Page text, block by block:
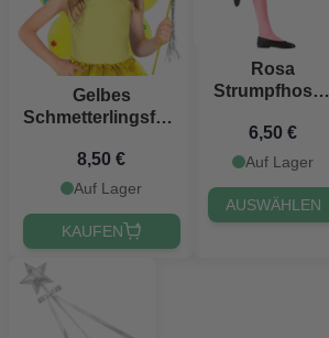
Gelbes
Schmetterlingsfee-
8,50 €
Auf Lager
KAUFEN
Rosa
Strumpfhosen
6,50 €
Auf Lager
AUSWÄHLEN